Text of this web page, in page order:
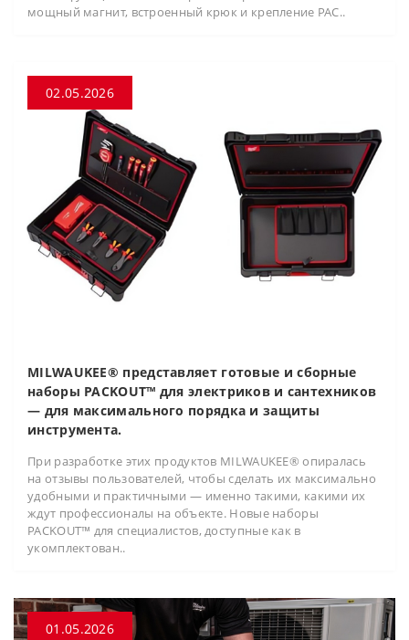
мощный магнит, встроенный крюк и крепление PAC..
02.05.2026
MILWAUKEE® представляет готовые и сборные
наборы PACKOUT™ для электриков и сантехников
— для максимального порядка и защиты
инструмента.
При разработке этих продуктов MILWAUKEE® опиралась
на отзывы пользователей, чтобы сделать их максимально
удобными и практичными — именно такими, какими их
ждут профессионалы на объекте. Новые наборы
PACKOUT™ для специалистов, доступные как в
укомплектован..
01.05.2026